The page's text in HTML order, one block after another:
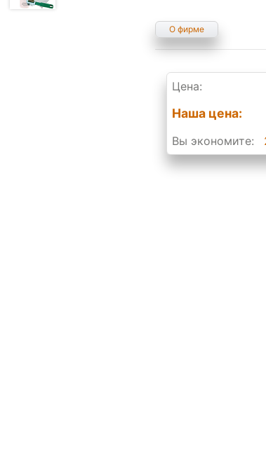
О фирме
Цена:
Наша цена:
Вы экономите: